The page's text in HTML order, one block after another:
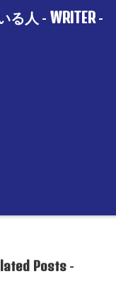
る人 - WRITER-
Posts-